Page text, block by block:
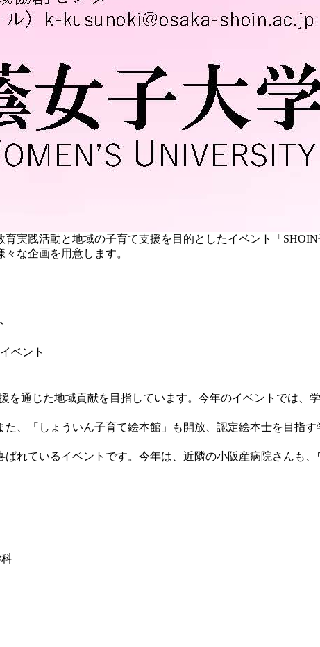
実践活動と地域の子育て支援を目的としたイベント「SHOIN
な企画を用意します。
ベント
通じた地域貢献を目指しています。今年のイベントでは、
、「しょういん子育て絵本館」も開放、認定絵本士を目指
れているイベントです。今年は、近隣の小阪産病院さんも